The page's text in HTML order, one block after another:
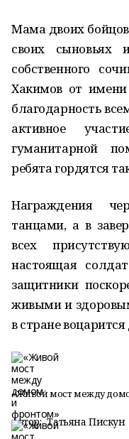
Мама двоих бойцов
своих сыновьях
собственного
Хакимов от
благодарность
активное
гуманитарной
ребята гордятся
Награждения
танцами, а в
всех
настоящая
защитники
живыми и
в стране
«Живой мост между
Автор: Татьяна Пискун